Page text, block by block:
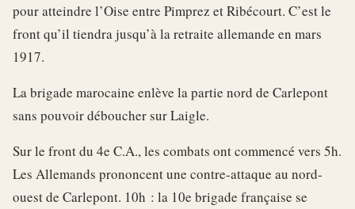
pour atteindre l’Oise entre Pimprez et Ribécourt. C’est le
front qu’il tiendra jusqu’à la retraite allemande en mars
1917.
La brigade marocaine enlève la partie nord de Carlepont
sans pouvoir déboucher sur Laigle.
Sur le front du 4e C.A., les combats ont commencé vers 5h.
Les Allemands prononcent une contre-attaque au nord-
ouest de Carlepont. 10h : la 10e brigade française se